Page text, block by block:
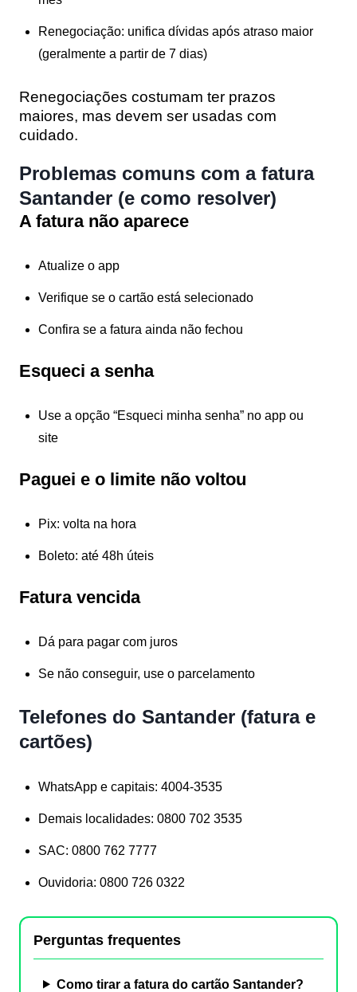
Renegociação: unifica dívidas após atraso maior
(geralmente a partir de 7 dias)
Renegociações costumam ter prazos
maiores, mas devem ser usadas com
cuidado.
Problemas comuns com a fatura
Santander (e como resolver)
A fatura não aparece
Atualize o app
Verifique se o cartão está selecionado
Confira se a fatura ainda não fechou
Esqueci a senha
Use a opção “Esqueci minha senha” no app ou
site
Paguei e o limite não voltou
Pix: volta na hora
Boleto: até 48h úteis
Fatura vencida
Dá para pagar com juros
Se não conseguir, use o parcelamento
Telefones do Santander (fatura e
cartões)
WhatsApp e capitais: 4004-3535
Demais localidades: 0800 702 3535
SAC: 0800 762 7777
Ouvidoria: 0800 726 0322
Perguntas frequentes
Como tirar a fatura do cartão Santander?